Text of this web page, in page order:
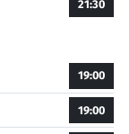
21:30
19:00
19:00